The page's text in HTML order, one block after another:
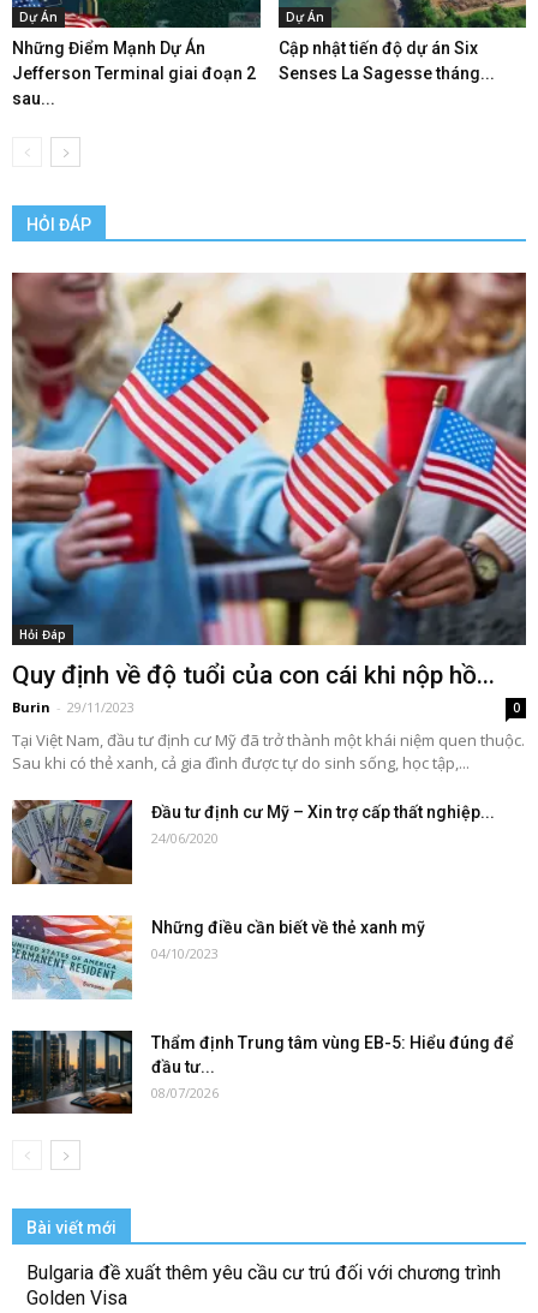
Dự Án
Những Điểm Mạnh Dự Án
Jefferson Terminal giai đoạn 2
sau...
Dự Án
Cập nhật tiến độ dự án Six
Senses La Sagesse tháng...
HỎI ĐÁP
Hỏi Đáp
Quy định về độ tuổi của con cái khi nộp hồ...
Burin - 29/11/2023 0
Tại Việt Nam, đầu tư định cư Mỹ đã trở thành một khái niệm quen thuộc.
Sau khi có thẻ xanh, cả gia đình được tự do sinh sống, học tập,...
Đầu tư định cư Mỹ – Xin trợ cấp thất nghiệp...
24/06/2020
Những điều cần biết về thẻ xanh mỹ
04/10/2023
Thẩm định Trung tâm vùng EB-5: Hiểu đúng để
đầu tư...
08/07/2026
Bài viết mới
Bulgaria đề xuất thêm yêu cầu cư trú đối với chương trình
Golden Visa